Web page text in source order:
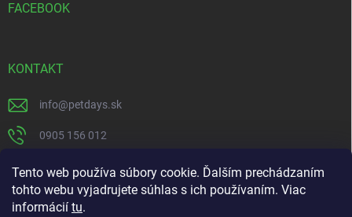
Tento web používa súbory cookie. Ďalším prechádzaním
tohto webu vyjadrujete súhlas s ich používaním. Viac
informácií tu.
FACEBOOK
KONTAKT
info@petdays.sk
0905 156 012
PetDays